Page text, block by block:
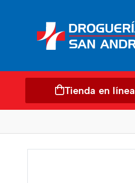
Tienda en línea